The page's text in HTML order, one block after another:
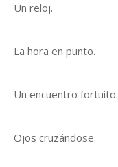
Un reloj.
La hora en punto.
Un encuentro fortuito.
Ojos cruzándose.